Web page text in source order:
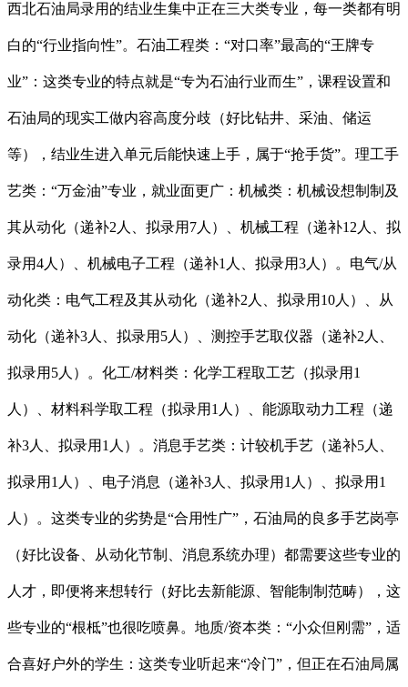
西北石油局录用的结业生集中正在三大类专业，每一类都有明
白的“行业指向性”。石油工程类：“对口率”最高的“王牌专
业”：这类专业的特点就是“专为石油行业而生”，课程设置和
石油局的现实工做内容高度分歧（好比钻井、采油、储运
等），结业生进入单元后能快速上手，属于“抢手货”。理工手
艺类：“万金油”专业，就业面更广：机械类：机械设想制制及
其从动化（递补2人、拟录用7人）、机械工程（递补12人、拟
录用4人）、机械电子工程（递补1人、拟录用3人）。电气/从
动化类：电气工程及其从动化（递补2人、拟录用10人）、从
动化（递补3人、拟录用5人）、测控手艺取仪器（递补2人、
拟录用5人）。化工/材料类：化学工程取工艺（拟录用1
人）、材料科学取工程（拟录用1人）、能源取动力工程（递
补3人、拟录用1人）。消息手艺类：计较机手艺（递补5人、
拟录用1人）、电子消息（递补3人、拟录用1人）、拟录用1
人）。这类专业的劣势是“合用性广”，石油局的良多手艺岗亭
（好比设备、从动化节制、消息系统办理）都需要这些专业的
人才，即便将来想转行（好比去新能源、智能制制范畴），这
些专业的“根柢”也很吃喷鼻。地质/资本类：“小众但刚需”，适
合喜好户外的学生：这类专业听起来“冷门”，但正在石油局属